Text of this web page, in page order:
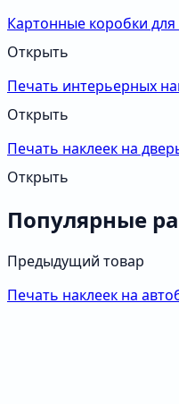
Картонные коробки
Открыть
Печать интерьерных
Открыть
Печать наклеек на
Открыть
Популярные
Предыдущий товар
Печать наклеек на